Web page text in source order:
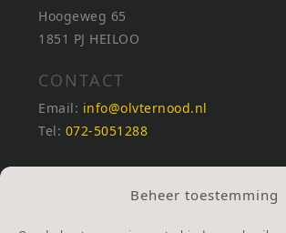
Beheer toestemming
Hoogeweg 65
1851 PJ HEILOO
CONTACT
Email: info@olvternood.nl
Tel: 072-5051288
REKENINGNUMMERS
NL25INGB0000672168